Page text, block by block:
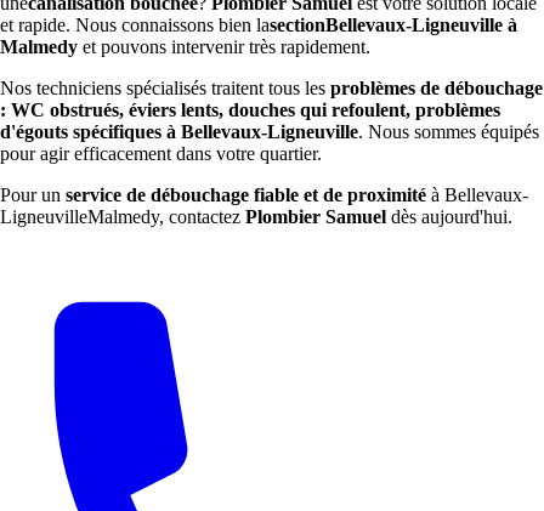
et rapide. Nous connaissons bien lasectionBellevaux-Ligneuville à
Malmedy et pouvons intervenir très rapidement.
Nos techniciens spécialisés traitent tous les problèmes de débouchage
: WC obstrués, éviers lents, douches qui refoulent, problèmes
d'égouts spécifiques à Bellevaux-Ligneuville. Nous sommes équipés
pour agir efficacement dans votre quartier.
Pour un service de débouchage fiable et de proximité à Bellevaux-
LigneuvilleMalmedy, contactez Plombier Samuel dès aujourd'hui.